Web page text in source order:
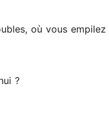
où vous empilez
?